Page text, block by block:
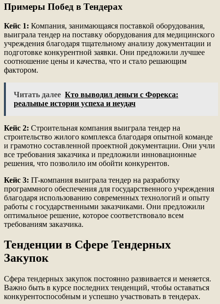
Примеры Побед в Тендерах
Кейс 1: Компания, занимающаяся поставкой оборудования,
выиграла тендер на поставку оборудования для медицинского
учреждения благодаря тщательному анализу документации и
подготовке конкурентной заявки. Они предложили лучшее
соотношение цены и качества, что и стало решающим
фактором.
Читать далее Кто выводил деньги с Форекса:
реальные истории успеха и неудач
Кейс 2: Строительная компания выиграла тендер на
строительство жилого комплекса благодаря опытной команде
и грамотно составленной проектной документации. Они учли
все требования заказчика и предложили инновационные
решения, что позволило им обойти конкурентов.
Кейс 3: IT-компания выиграла тендер на разработку
программного обеспечения для государственного учреждения
благодаря использованию современных технологий и опыту
работы с государственными заказчиками. Они предложили
оптимальное решение, которое соответствовало всем
требованиям заказчика.
Тенденции в Сфере Тендерных
Закупок
Сфера тендерных закупок постоянно развивается и меняется.
Важно быть в курсе последних тенденций, чтобы оставаться
конкурентоспособным и успешно участвовать в тендерах.